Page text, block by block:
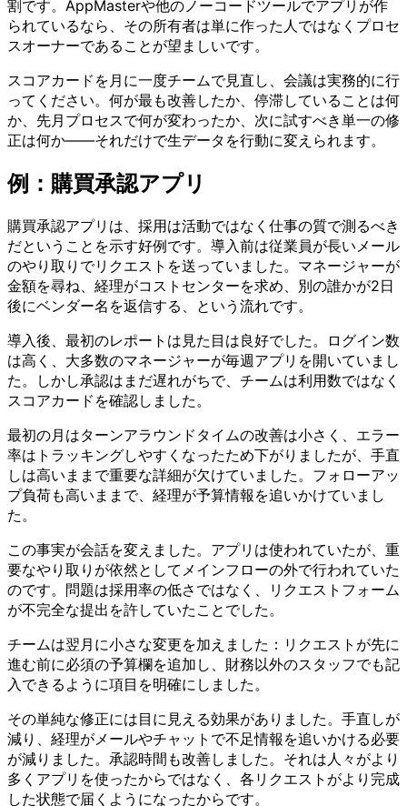
割です。AppMasterや他のノーコードツールでアプリが作
られているなら、その所有者は単に作った人ではなくプロセ
スオーナーであることが望ましいです。
スコアカードを月に一度チームで見直し、会議は実務的に行
ってください。何が最も改善したか、停滞していることは何
か、先月プロセスで何が変わったか、次に試すべき単一の修
正は何か――それだけで生データを行動に変えられます。
例：購買承認アプリ
購買承認アプリは、採用は活動ではなく仕事の質で測るべき
だということを示す好例です。導入前は従業員が長いメール
のやり取りでリクエストを送っていました。マネージャーが
金額を尋ね、経理がコストセンターを求め、別の誰かが2日
後にベンダー名を返信する、という流れです。
導入後、最初のレポートは見た目は良好でした。ログイン数
は高く、大多数のマネージャーが毎週アプリを開いていまし
た。しかし承認はまだ遅れがちで、チームは利用数ではなく
スコアカードを確認しました。
最初の月はターンアラウンドタイムの改善は小さく、エラー
率はトラッキングしやすくなったため下がりましたが、手直
しは高いままで重要な詳細が欠けていました。フォローアッ
プ負荷も高いままで、経理が予算情報を追いかけていまし
た。
この事実が会話を変えました。アプリは使われていたが、重
要なやり取りが依然としてメインフローの外で行われていた
のです。問題は採用率の低さではなく、リクエストフォーム
が不完全な提出を許していたことでした。
チームは翌月に小さな変更を加えました：リクエストが先に
進む前に必須の予算欄を追加し、財務以外のスタッフでも記
入できるように項目を明確にしました。
その単純な修正には目に見える効果がありました。手直しが
減り、経理がメールやチャットで不足情報を追いかける必要
が減りました。承認時間も改善しました。それは人々がより
多くアプリを使ったからではなく、各リクエストがより完成
した状態で届くようになったからです。